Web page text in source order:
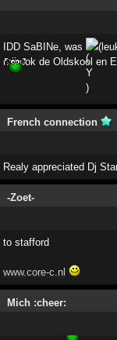
IDD SaBINe, was
mij ook de Oldskool en
French connection
Realy appreciated Dj
-Zoet-
to stafford
www.core-c.nl
Mich :cheer: